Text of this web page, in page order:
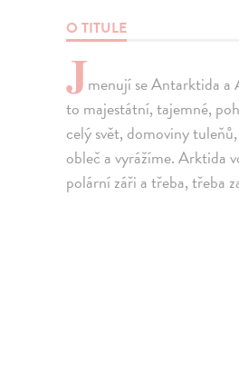
O TITULE
Jmenují se Antarktida a
to majestátní, tajemné,
celý svět, domoviny
obleč a vyrážíme. Arktida
polární záři a třeba, třeba